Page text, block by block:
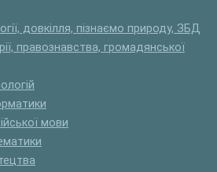
довкілля, пізнаємо природу, ЗБД
правознавства, громадянської
мови